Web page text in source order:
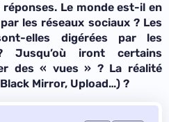
Le monde est-il en
les réseaux sociaux ? Les
elles digérées par les
iront certains
des « vues » ? La réalité
Mirror, Upload…) ?